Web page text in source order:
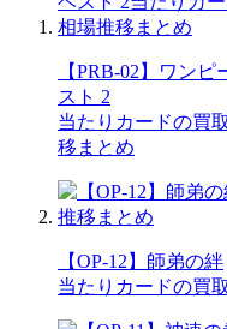
【PRB-02】ワン
スト 2
当たりカードの買
移まとめ
【OP-12】師弟の絆
当たりカードの買